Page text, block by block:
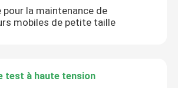
pour la maintenance de
mobiles de petite taille
test à haute tension